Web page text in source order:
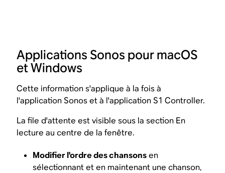
Applications Sonos pour macOS
et Windows
Cette information s'applique à la fois à
l'application Sonos et à l'application S1 Controller.
La file d'attente est visible sous la section En
lecture au centre de la fenêtre.
Modifier l'ordre des chansonsen
sélectionnant et en maintenant une chanson,